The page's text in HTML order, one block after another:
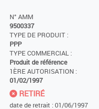
N° AMM
9500337
TYPE DE PRODUIT :
PPP
TYPE COMMERCIAL :
Produit de référence
1ÈRE AUTORISATION :
01/02/1997
RETIRÉ
date de retrait : 01/06/1997